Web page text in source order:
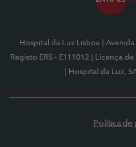
Hospital da Luz Lisboa |
Registo ERS - E111012
| Licença
| Hospital da Luz,
Política de